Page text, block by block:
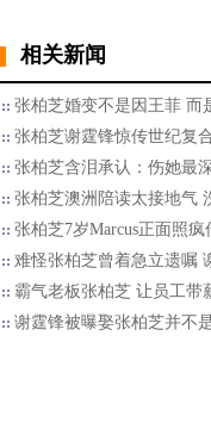
相关新闻
张柏芝婚变不是因王菲 而
张柏芝谢霆锋惊传世纪复
张柏芝含泪承认：伤她最
张柏芝澳洲陪读太接地气
张柏芝7岁Marcus正面照
难怪张柏芝曾着急立遗嘱
霸气老板张柏芝 让员工带
谢霆锋被曝娶张柏芝并不